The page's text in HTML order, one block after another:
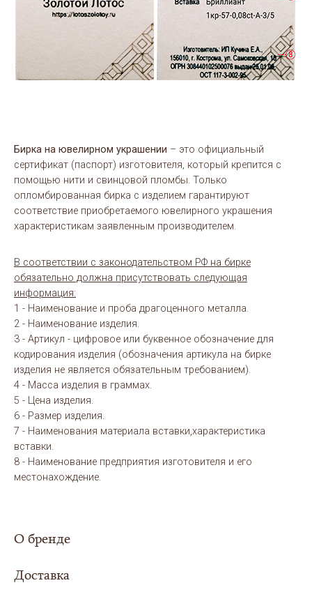
Бирка на ювелирном украшении – это официальный
сертификат (паспорт) изготовителя, который крепится с
помощью нити и свинцовой пломбы. Только
опломбированная бирка с изделием гарантируют
соответствие приобретаемого ювелирного украшения
характеристикам заявленным производителем.
В соответствии с законодательством РФ на бирке
обязательно должна присутствовать следующая
информация:
1 - Наименование и проба драгоценного металла.
2 - Наименование изделия.
3 - Артикул - цифровое или буквенное обозначение для
кодирования изделия (обозначения артикула на бирке
изделия не является обязательным требованием).
4 - Масса изделия в граммах.
5 - Цена изделия.
6 - Размер изделия.
7 - Наименования материала вставки,характеристика
вставки.
8 - Наименование предприятия изготовителя и его
местонахождение.
О бренде
Доставка